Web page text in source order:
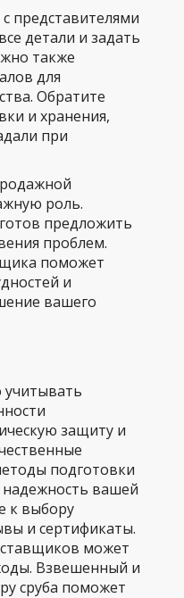
представителями
детали и задать
также
для
Обратите
и хранения,
при
роль.
предложить
проблем.
поможет
и
вашего
защиту и
подготовки
надежность вашей
к выбору
и сертификаты.
может
Взвешенный и
сруба поможет